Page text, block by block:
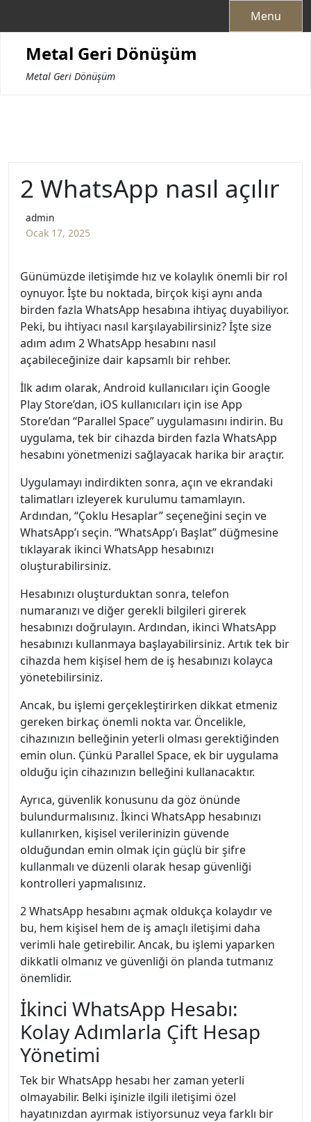
Menu
Metal Geri Dönüşüm
Metal Geri Dönüşüm
2 WhatsApp nasıl açılır
admin
Ocak 17, 2025
Günümüzde iletişimde hız ve kolaylık önemli bir rol
oynuyor. İşte bu noktada, birçok kişi aynı anda
birden fazla WhatsApp hesabına ihtiyaç duyabiliyor.
Peki, bu ihtiyacı nasıl karşılayabilirsiniz? İşte size
adım adım 2 WhatsApp hesabını nasıl
açabileceğinize dair kapsamlı bir rehber.
İlk adım olarak, Android kullanıcıları için Google
Play Store’dan, iOS kullanıcıları için ise App
Store’dan “Parallel Space” uygulamasını indirin. Bu
uygulama, tek bir cihazda birden fazla WhatsApp
hesabını yönetmenizi sağlayacak harika bir araçtır.
Uygulamayı indirdikten sonra, açın ve ekrandaki
talimatları izleyerek kurulumu tamamlayın.
Ardından, “Çoklu Hesaplar” seçeneğini seçin ve
WhatsApp’ı seçin. “WhatsApp’ı Başlat” düğmesine
tıklayarak ikinci WhatsApp hesabınızı
oluşturabilirsiniz.
Hesabınızı oluşturduktan sonra, telefon
numaranızı ve diğer gerekli bilgileri girerek
hesabınızı doğrulayın. Ardından, ikinci WhatsApp
hesabınızı kullanmaya başlayabilirsiniz. Artık tek bir
cihazda hem kişisel hem de iş hesabınızı kolayca
yönetebilirsiniz.
Ancak, bu işlemi gerçekleştirirken dikkat etmeniz
gereken birkaç önemli nokta var. Öncelikle,
cihazınızın belleğinin yeterli olması gerektiğinden
emin olun. Çünkü Parallel Space, ek bir uygulama
olduğu için cihazınızın belleğini kullanacaktır.
Ayrıca, güvenlik konusunu da göz önünde
bulundurmalısınız. İkinci WhatsApp hesabınızı
kullanırken, kişisel verilerinizin güvende
olduğundan emin olmak için güçlü bir şifre
kullanmalı ve düzenli olarak hesap güvenliği
kontrolleri yapmalısınız.
2 WhatsApp hesabını açmak oldukça kolaydır ve
bu, hem kişisel hem de iş amaçlı iletişimi daha
verimli hale getirebilir. Ancak, bu işlemi yaparken
dikkatli olmanız ve güvenliği ön planda tutmanız
önemlidir.
İkinci WhatsApp Hesabı:
Kolay Adımlarla Çift Hesap
Yönetimi
Tek bir WhatsApp hesabı her zaman yeterli
olmayabilir. Belki işinizle ilgili iletişimi özel
hayatınızdan ayırmak istiyorsunuz veya farklı bir